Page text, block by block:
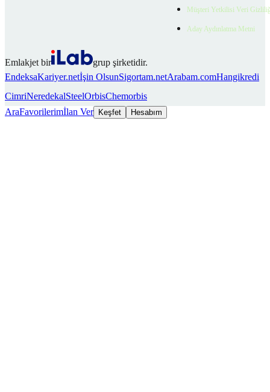
Müşteri Yetkilisi Veri
Aday Aydınlatma Metni
Emlakjet bir
grup şirketidir.
EndeksaKariyer.netİşin OlsunSigortam.netArabam.comHangikredi
CimriNeredekalSteelOrbisChemorbis
AraFavorilerimİlan Ver Keşfet Hesabım